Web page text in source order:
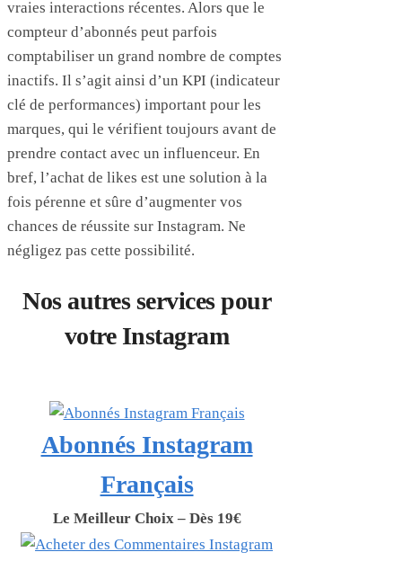
vraies interactions récentes. Alors que le
compteur d’abonnés peut parfois
comptabiliser un grand nombre de comptes
inactifs. Il s’agit ainsi d’un KPI (indicateur
clé de performances) important pour les
marques, qui le vérifient toujours avant de
prendre contact avec un influenceur. En
bref, l’achat de likes est une solution à la
fois pérenne et sûre d’augmenter vos
chances de réussite sur Instagram. Ne
négligez pas cette possibilité.
Nos autres services pour
votre Instagram
Abonnés Instagram
Français
Le Meilleur Choix – Dès 19€